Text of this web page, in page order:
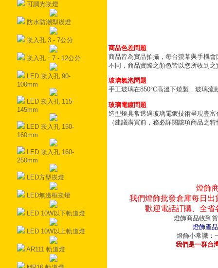
可調光崁燈
防水防潮型崁燈
崁入孔 3 - 7公分
崁入孔：7 - 12公分
LED 崁入孔 90-
100mm
LED 崁入孔 115-
145mm
LED 崁入孔 150-
160mm
LED 崁入孔 160-
250mm
LED方型崁燈
LED無邊框崁燈
LED 10W以下軌道燈
LED 10W以上軌道燈
AR111 軌道燈
商品色差問題
商品皆為實品拍攝，每台螢幕與手機
不同，商品實際之顏色皆以您所收到之
玻璃氣泡問題
手工玻璃在850°C高溫下燒製，玻璃
玻璃電鍍問題
造型燈具常透過玻璃電鍍技術呈現豐
（建議購買前，務必詳閱該項商品之
燈飾
我們燈飾批發倉庫每日
歡迎電話訂購、全
燈飾商品收到
燈飾產
燈飾小常識：
我們是一群台